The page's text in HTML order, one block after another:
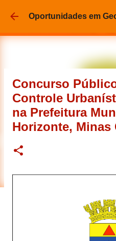
Pular para o
Oportunidades em
Concurso
Controle
na Prefeitura
Horizonte, Minas